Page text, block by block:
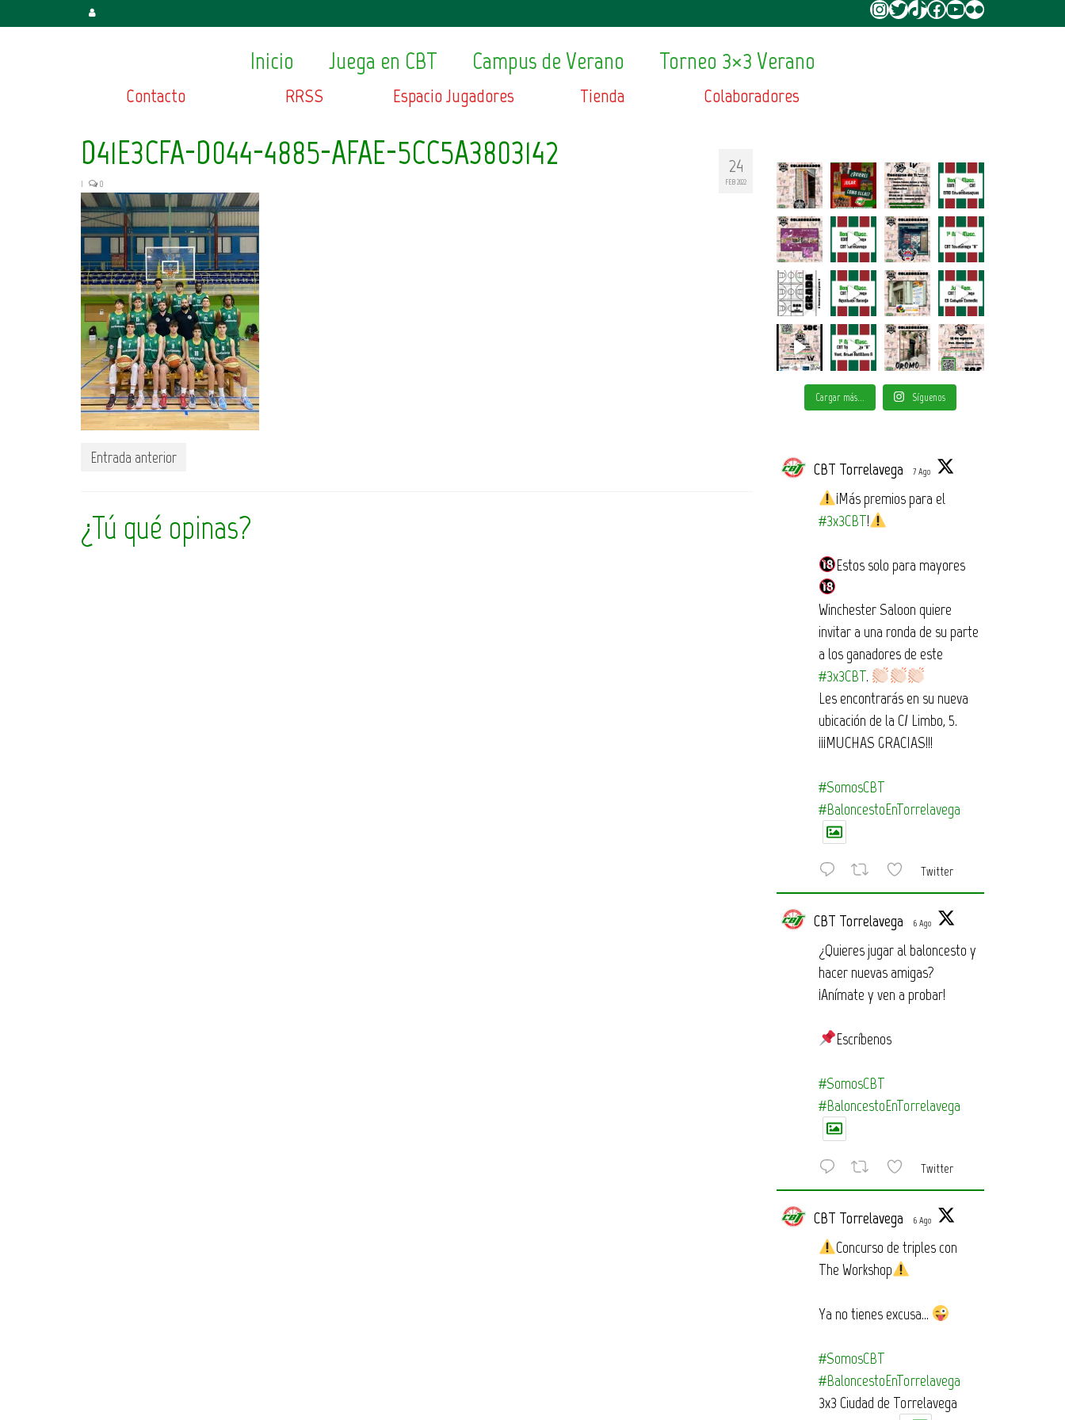
Instagram
Twitter
TikTokFacebook
YouTube
Flickr
Inicio Juega en CBT Campus de Verano Torneo 3×3 Verano
Contacto RRSS Espacio Jugadores Tienda Colaboradores
24
FEB 2022
D41E3CFA-D044-4885-AFAE-5CC5A3803142
| 0
Entrada anterior
¿Tú qué opinas?
Cargar más... Síguenos
CBT Torrelavega 7 Ago
¡Más premios para el
#3x3CBT!
Estos solo para mayores
Winchester Saloon quiere
invitar a una ronda de su parte
a los ganadores de este
#3x3CBT.
Les encontrarás en su nueva
ubicación de la C/ Limbo, 5.
¡¡¡MUCHAS GRACIAS!!!
#SomosCBT
#BaloncestoEnTorrelavega
Twitter
CBT Torrelavega 6 Ago
¿Quieres jugar al baloncesto y
hacer nuevas amigas?
¡Anímate y ven a probar!
Escríbenos
#SomosCBT
#BaloncestoEnTorrelavega
Twitter
CBT Torrelavega 6 Ago
Concurso de triples con
The Workshop
Ya no tienes excusa…
#SomosCBT
#BaloncestoEnTorrelavega
3x3 Ciudad de Torrelavega